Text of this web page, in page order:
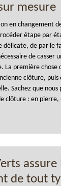
mesure
en changement
étape par
délicate, de par le
de casser
première chose
clôture, puis
Sachez que nous
clôture : en pierre,
de tout